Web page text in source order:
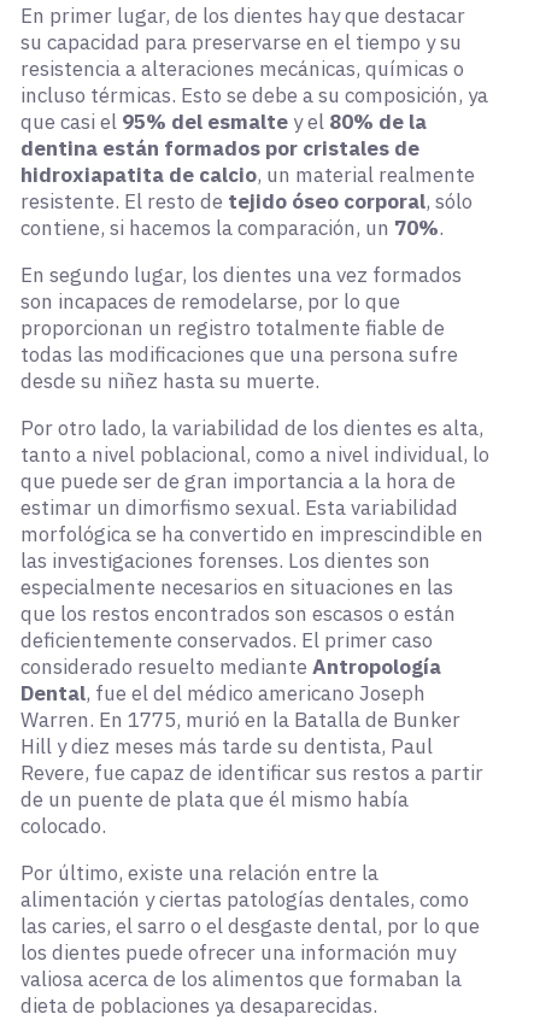
En primer lugar, de los dientes hay que destacar
su capacidad para preservarse en el tiempo y su
resistencia a alteraciones mecánicas, químicas o
incluso térmicas. Esto se debe a su composición, ya
que casi el 95% del esmalte y el 80% de la
dentina están formados por cristales de
hidroxiapatita de calcio, un material realmente
resistente. El resto de tejido óseo corporal, sólo
contiene, si hacemos la comparación, un 70%.
En segundo lugar, los dientes una vez formados
son incapaces de remodelarse, por lo que
proporcionan un registro totalmente fiable de
todas las modificaciones que una persona sufre
desde su niñez hasta su muerte.
Por otro lado, la variabilidad de los dientes es alta,
tanto a nivel poblacional, como a nivel individual, lo
que puede ser de gran importancia a la hora de
estimar un dimorfismo sexual. Esta variabilidad
morfológica se ha convertido en imprescindible en
las investigaciones forenses. Los dientes son
especialmente necesarios en situaciones en las
que los restos encontrados son escasos o están
deficientemente conservados. El primer caso
considerado resuelto mediante Antropología
Dental, fue el del médico americano Joseph
Warren. En 1775, murió en la Batalla de Bunker
Hill y diez meses más tarde su dentista, Paul
Revere, fue capaz de identificar sus restos a partir
de un puente de plata que él mismo había
colocado.
Por último, existe una relación entre la
alimentación y ciertas patologías dentales, como
las caries, el sarro o el desgaste dental, por lo que
los dientes puede ofrecer una información muy
valiosa acerca de los alimentos que formaban la
dieta de poblaciones ya desaparecidas.